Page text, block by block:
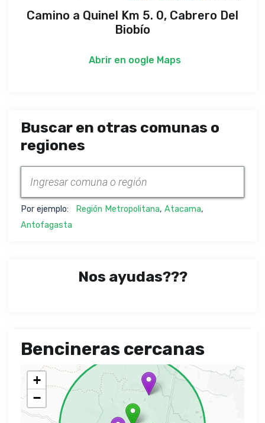
Camino a Quinel Km 5. 0, Cabrero Del
Biobío
Abrir en oogle Maps
Buscar en otras comunas o
regiones
Por ejemplo: Región Metropolitana, Atacama,
Antofagasta
Nos ayudas???
Bencineras cercanas
+
−